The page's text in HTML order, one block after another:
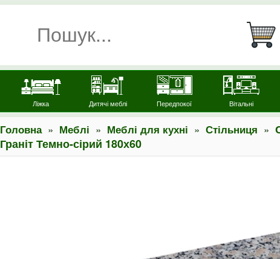
Ліжка Дитячі меблі Передпокої Вітальні
Головна» Меблі » Меблі для кухні » Стільниця »
Граніт Темно-сірий 180х60